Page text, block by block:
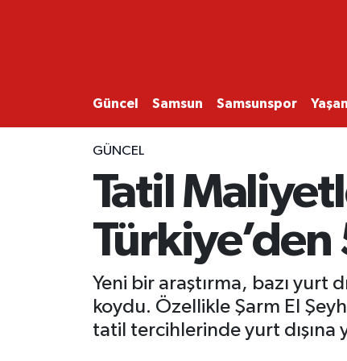
Güncel Samsun Samsunspor
GÜNCEL
Tatil
Türkiye’den
Yeni bir araştırma, bazı yurt
koydu. Özellikle Şarm El
tatil tercihlerinde yurt dışına
SAMSUN
SAMSUNSPOR
EKONOMİ